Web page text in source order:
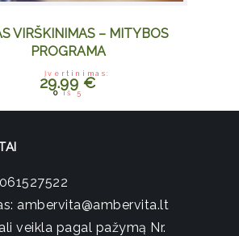
VIRŠKINIMAS – MITYBOS
PROGRAMA
Įvertinimas:
0 iš 5
29.99 €
ambervita@ambervita.lt
veikla pagal pažymą Nr.